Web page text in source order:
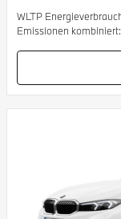
WLTP
Emissionen